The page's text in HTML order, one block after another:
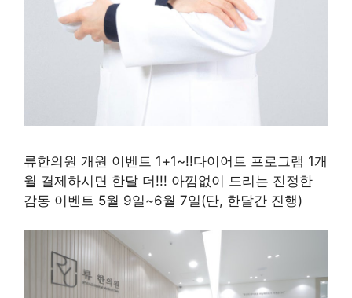
류한의원 개원 이벤트 1+1~!!다이어트 프로그램 1개
월 결제하시면 한달 더!!! 아낌없이 드리는 진정한
감동 이벤트 5월 9일~6월 7일(단, 한달간 진행)